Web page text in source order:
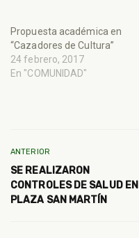
Propuesta académica en
“Cazadores de Cultura”
24 febrero, 2017
En "COMUNIDAD"
ANTERIOR
SE REALIZARON
CONTROLES DE SALUD EN
PLAZA SAN MARTÍN